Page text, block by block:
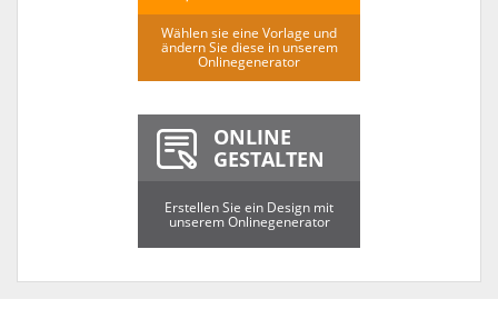
Wählen sie eine Vorlage und
ändern Sie diese in unserem
Onlinegenerator
ONLINE
GESTALTEN
Erstellen Sie ein Design mit
unserem Onlinegenerator